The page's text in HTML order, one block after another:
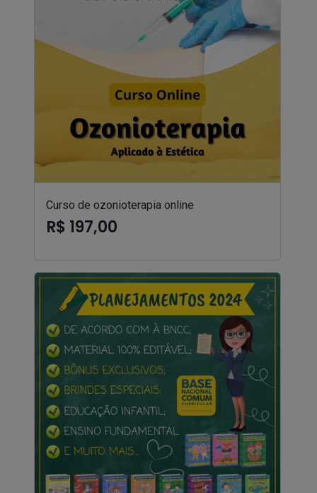
Curso de ozonioterapia online
R$ 197,00